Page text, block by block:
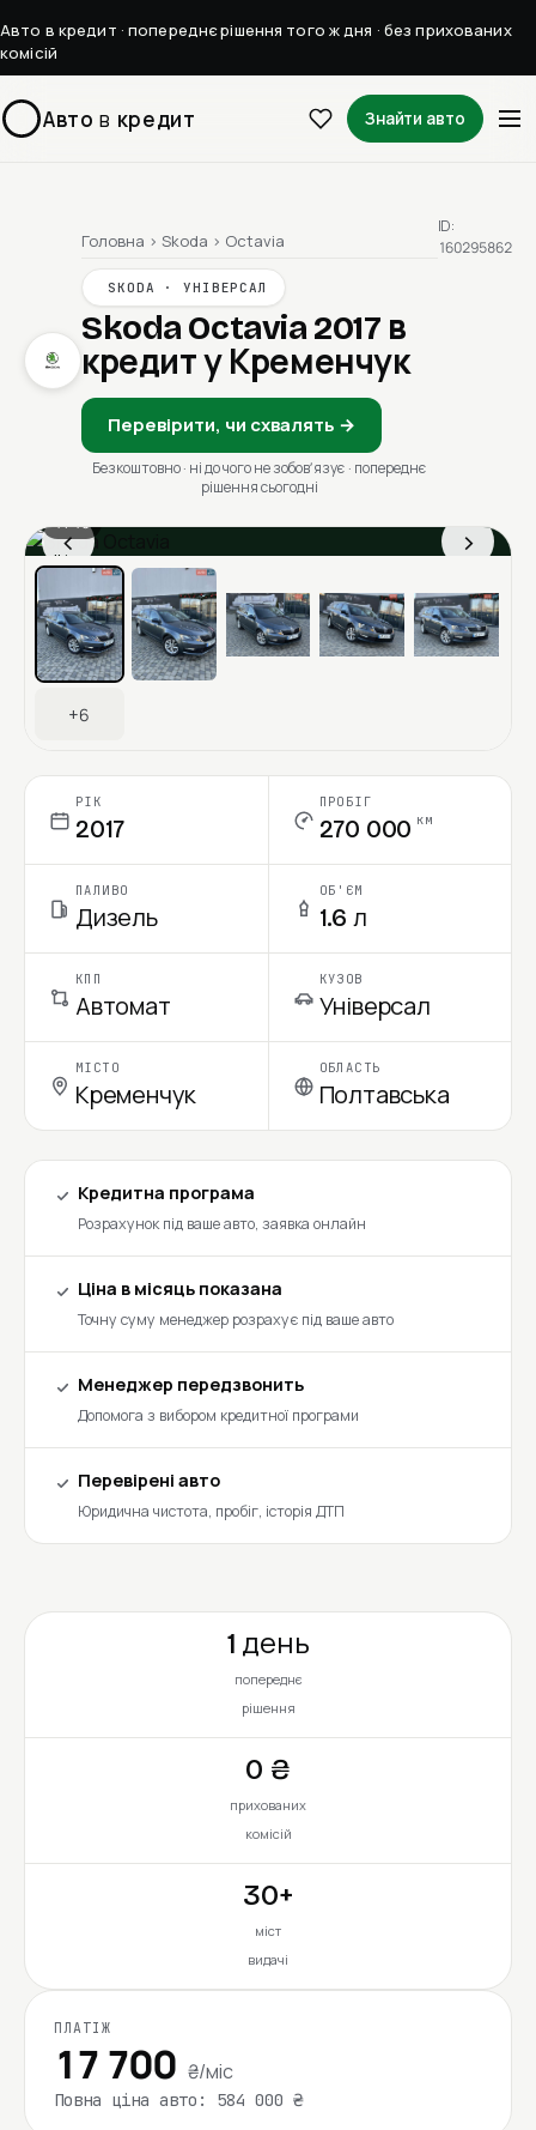
Авто в кредит · попереднє рішення того ж дня · без прихованих
комісій
Авто в кредит Знайти авто
Головна › Skoda › Octavia
SKODA · УНІВЕРСАЛ
Skoda Octavia 2017 в
кредит у Кременчук
Перевірити, чи схвалять →
Безкоштовно · ні до чого не зобовʼязує · попереднє
рішення сьогодні
ID:
160295862
‹ ›
1 / 13
Ціна в місяць
+6
РІК
2017
ПРОБІГ
270 000 км
ПАЛИВО
Дизель
ОБ'ЄМ
1.6 л
КПП
Автомат
КУЗОВ
Універсал
МІСТО
Кременчук
ОБЛАСТЬ
Полтавська
Кредитна програма
Розрахунок під ваше авто, заявка онлайн
Ціна в місяць показана
Точну суму менеджер розрахує під ваше авто
Менеджер передзвонить
Допомога з вибором кредитної програми
Перевірені авто
Юридична чистота, пробіг, історія ДТП
1 день
попереднє
рішення
0 ₴
прихованих
комісій
30+
міст
видачі
ПЛАТІЖ
17 700 ₴/міс
Повна ціна авто: 584 000 ₴